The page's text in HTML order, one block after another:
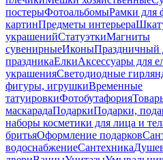
постерыФотоальбомыРамки для
картинПредметы интерьера
украшенийСтатуэткиМагниты
сувенирныеИконыПраздничный
праздникаЕлкиАксессуары для
украшенияСветодиодные
фигуры, игрушкиВременные
татуировкиФотобутафория
маскарадаПодаркиПодарки,
наборы косметики для лица и
бритьяОформление подарков
водоснабжениеСантехника